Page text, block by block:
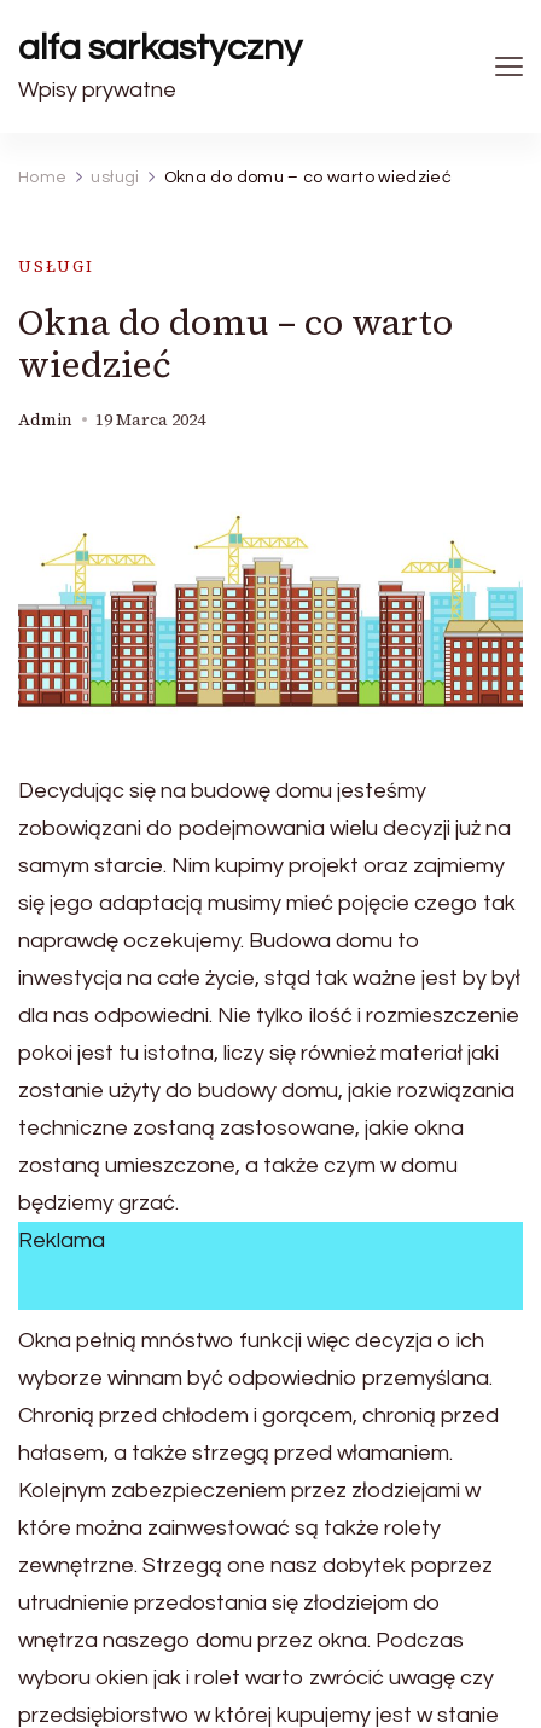
alfa sarkastyczny
Wpisy prywatne
Home usługi Okna do domu – co warto wiedzieć
USŁUGI
Okna do domu – co warto
wiedzieć
Admin 19 Marca 2024
Decydując się na budowę domu jesteśmy
zobowiązani do podejmowania wielu decyzji już na
samym starcie. Nim kupimy projekt oraz zajmiemy
się jego adaptacją musimy mieć pojęcie czego tak
naprawdę oczekujemy. Budowa domu to
inwestycja na całe życie, stąd tak ważne jest by był
dla nas odpowiedni. Nie tylko ilość i rozmieszczenie
pokoi jest tu istotna, liczy się również materiał jaki
zostanie użyty do budowy domu, jakie rozwiązania
techniczne zostaną zastosowane, jakie okna
zostaną umieszczone, a także czym w domu
będziemy grzać.
Reklama
Okna pełnią mnóstwo funkcji więc decyzja o ich
wyborze winnam być odpowiednio przemyślana.
Chronią przed chłodem i gorącem, chronią przed
hałasem, a także strzegą przed włamaniem.
Kolejnym zabezpieczeniem przez złodziejami w
które można zainwestować są także rolety
zewnętrzne. Strzegą one nasz dobytek poprzez
utrudnienie przedostania się złodziejom do
wnętrza naszego domu przez okna. Podczas
wyboru okien jak i rolet warto zwrócić uwagę czy
przedsiębiorstwo w której kupujemy jest w stanie